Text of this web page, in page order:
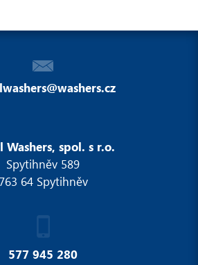
Washers, spol. s r.o.
Spytihněv 589
64 Spytihněv
577 945 280